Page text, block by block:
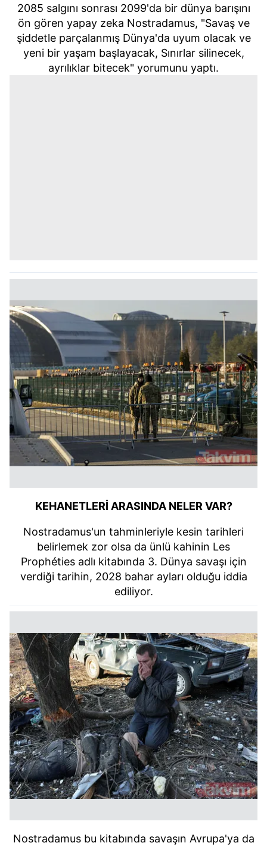
2085 salgını sonrası 2099'da bir dünya barışını
ön gören yapay zeka Nostradamus, "Savaş ve
şiddetle parçalanmış Dünya'da uyum olacak ve
yeni bir yaşam başlayacak, Sınırlar silinecek,
ayrılıklar bitecek" yorumunu yaptı.
KEHANETLERİ ARASINDA NELER VAR?
Nostradamus'un tahminleriyle kesin tarihleri
belirlemek zor olsa da ünlü kahinin Les
Prophéties adlı kitabında 3. Dünya savaşı için
verdiği tarihin, 2028 bahar ayları olduğu iddia
ediliyor.
Nostradamus bu kitabında savaşın Avrupa'ya da